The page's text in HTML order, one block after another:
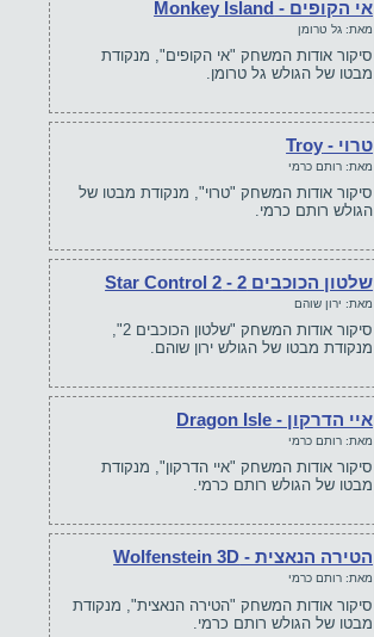
אי הקופים - Monkey Island
מאת: גל טרומן
סיקור אודות המשחק "אי הקופים", מנקודת
מבטו של הגולש גל טרומן.
טרוי - Troy
מאת: רותם כרמי
סיקור אודות המשחק "טרוי", מנקודת מבטו של
הגולש רותם כרמי.
שלטון הכוכבים 2 - Star Control 2
מאת: ירון שוהם
סיקור אודות המשחק "שלטון הכוכבים 2",
מנקודת מבטו של הגולש ירון שוהם.
איי הדרקון - Dragon Isle
מאת: רותם כרמי
סיקור אודות המשחק "איי הדרקון", מנקודת
מבטו של הגולש רותם כרמי.
הטירה הנאצית - Wolfenstein 3D
מאת: רותם כרמי
סיקור אודות המשחק "הטירה הנאצית", מנקודת
מבטו של הגולש רותם כרמי.